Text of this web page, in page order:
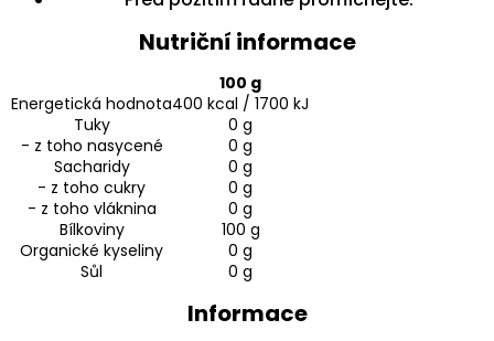
Nutriční informace
100 g
Energetická hodnota400 kcal / 1700 kJ
Tuky
0 g
- z toho nasycené
0 g
Sacharidy
0 g
- z toho cukry
0 g
- z toho vláknina
0 g
Bílkoviny
100 g
Organické kyseliny
0 g
Sůl
0 g
Informace